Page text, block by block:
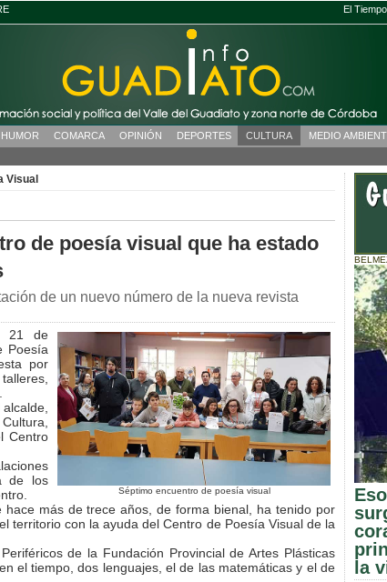
El Tiempo
HUMOR COMARCA OPINIÓN DEPORTES CULTURA MEDIO
Visual
de poesía visual que ha estado
de un nuevo número de la nueva revista
Séptimo encuentro de poesía visual
21 de
Poesía
por
Centro
de los
más de trece años, de forma bienal, ha tenido por
territorio con la ayuda del Centro de Poesía Visual de la
de la Fundación Provincial de Artes Plásticas
el tiempo, dos lenguajes, el de las matemáticas y el de
la